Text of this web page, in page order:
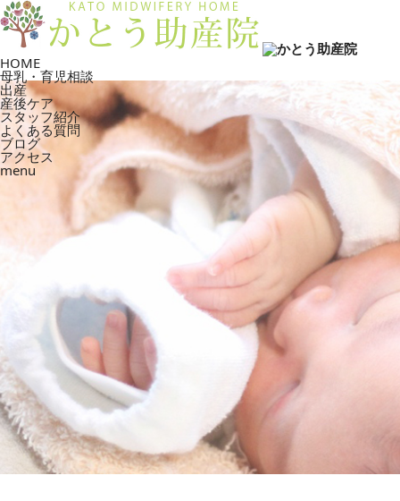
HOME
母乳・育児相談
出産
産後ケア
スタッフ紹介
よくある質問
ブログ
アクセス
menu